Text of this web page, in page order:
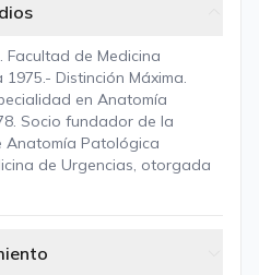
Facultad de Medicina
Distinción Máxima.
en Anatomía
Socio fundador de la
Anatomía Patológica
de Urgencias, otorgada